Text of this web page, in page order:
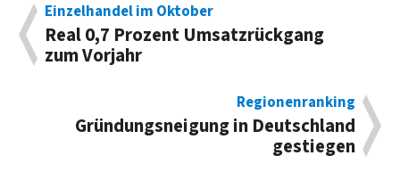
Einzelhandel im Oktober
Real 0,7 Prozent Umsatzrückgang
zum Vorjahr
Regionenranking
Gründungsneigung in Deutschland
gestiegen